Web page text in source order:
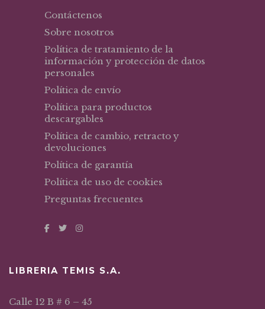
Contáctenos
Sobre nosotros
Política de tratamiento de la
información y protección de datos
personales
Política de envío
Política para productos
descargables
Política de cambio, retracto y
devoluciones
Política de garantía
Política de uso de cookies
Preguntas frecuentes
LIBRERIA TEMIS S.A.
Calle 12 B # 6 – 45